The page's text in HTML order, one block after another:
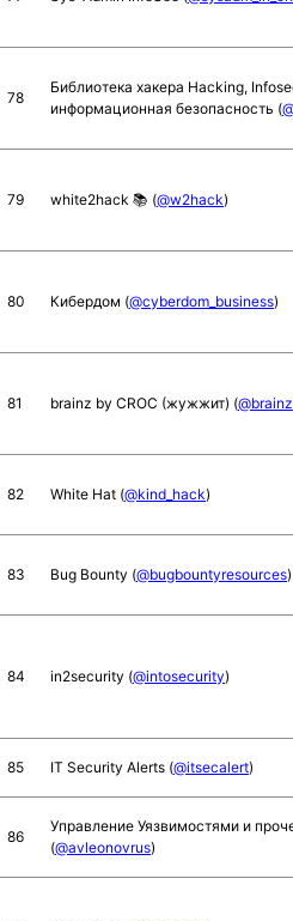
78
Библиотека хакера Hacking,
информационная безопасность (
79 white2hack 📚 (@w2hack)
80 Кибердом (@cyberdom_business)
81 brainz by CROC (жужжит) (
82 White Hat (@kind_hack)
83 Bug Bounty (@bugbountyresources)
84 in2security (@intosecurity)
85 IT Security Alerts (@itsecalert)
86
Управление Уязвимостями и
(@avleonovrus)